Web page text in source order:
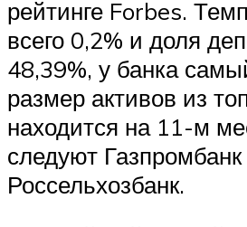
рейтинге Forbes.
всего 0,2% и доля
48,39%, у банка
размер активов из
находится на 11-м
следуют Газпромбанк
Россельхозбанк.